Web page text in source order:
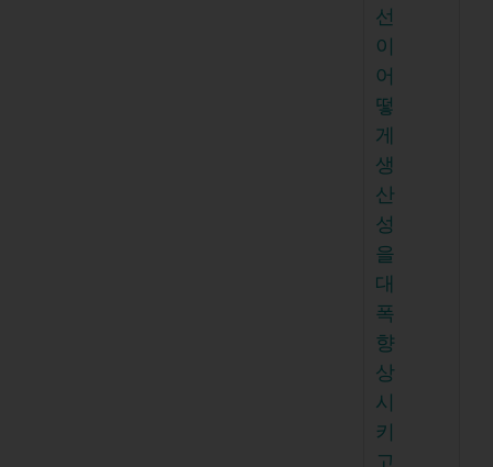
선
이
어
떻
게
생
산
성
을
대
폭
향
상
시
키
고